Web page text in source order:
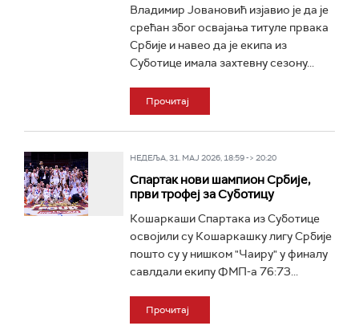
Владимир Јовановић изјавио је да је
срећан због освајања титуле првака
Србије и навео да је екипа из
Суботице имала захтевну сезону...
Прочитај
НЕДЕЉА, 31. МАЈ 2026, 18:59 -> 20:20
Спартак нови шампион Србије,
први трофеј за Суботицу
Кошаркаши Спартака из Суботице
освојили су Кошаркашку лигу Србије
пошто су у нишком "Чаиру" у финалу
савлдали екипу ФМП-а 76:73...
Прочитај